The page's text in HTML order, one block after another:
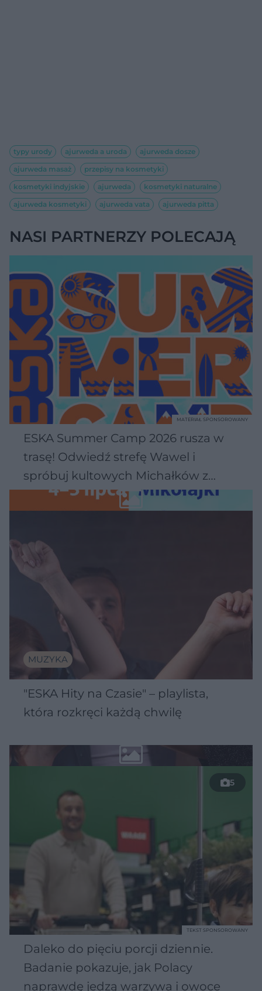
typy urody ajurweda a uroda
ajurweda dosze
ajurweda masaż
przepisy na kosmetyki
kosmetyki indyjskie
ajurweda
kosmetyki naturalne
ajurweda kosmetyki
ajurweda vata ajurweda pitta
NASI PARTNERZY POLECAJĄ
ESKA Summer Camp 2026 rusza w
trasę! Odwiedź strefę Wawel i
spróbuj kultowych Michałków z
Wawelu
MATERIAŁ SPONSOROWANY
MUZYKA
"ESKA Hity na Czasie" – playlista,
która rozkręci każdą chwilę
5
Daleko do pięciu porcji dziennie.
Badanie pokazuje, jak Polacy
naprawdę jedzą warzywa i owoce
TEKST SPONSOROWANY